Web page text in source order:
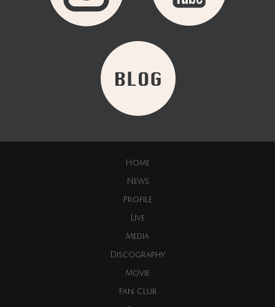
Home
News
Profile
Live
Media
Discography
Movie
Fan Club